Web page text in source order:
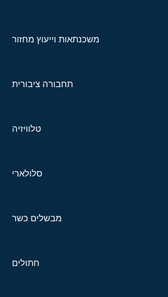
משכנתאות וייעוץ מחזור
תחבורה ציבורית
טלוויזיה
סלולארי
מבשלים כשר
חתולים